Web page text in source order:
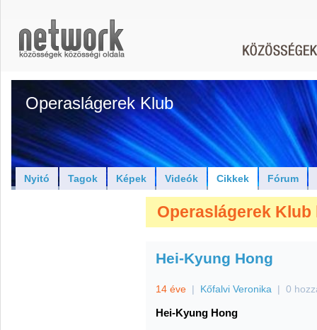
Operaslágerek Klub
Nyitó Tagok Képek Videók Cikkek Fórum
Operaslágerek Klub
Hei-Kyung Hong
14 éve | Kőfalvi Veronika | 0
Hei-Kyung Hong